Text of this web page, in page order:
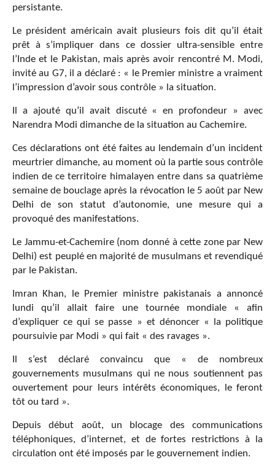
persistante.
Le président américain avait plusieurs fois dit qu’il était
prêt à s’impliquer dans ce dossier ultra-sensible entre
l’Inde et le Pakistan, mais après avoir rencontré M. Modi,
invité au G7, il a déclaré : « le Premier ministre a vraiment
l’impression d’avoir sous contrôle » la situation.
Il a ajouté qu’il avait discuté « en profondeur » avec
Narendra Modi dimanche de la situation au Cachemire.
Ces déclarations ont été faites au lendemain d’un incident
meurtrier dimanche, au moment où la partie sous contrôle
indien de ce territoire himalayen entre dans sa quatrième
semaine de bouclage après la révocation le 5 août par New
Delhi de son statut d’autonomie, une mesure qui a
provoqué des manifestations.
Le Jammu-et-Cachemire (nom donné à cette zone par New
Delhi) est peuplé en majorité de musulmans et revendiqué
par le Pakistan.
Imran Khan, le Premier ministre pakistanais a annoncé
lundi qu’il allait faire une tournée mondiale « afin
d’expliquer ce qui se passe » et dénoncer « la politique
poursuivie par Modi » qui fait « des ravages ».
Il s’est déclaré convaincu que « de nombreux
gouvernements musulmans qui ne nous soutiennent pas
ouvertement pour leurs intérêts économiques, le feront
tôt ou tard ».
Depuis début août, un blocage des communications
téléphoniques, d’internet, et de fortes restrictions à la
circulation ont été imposés par le gouvernement indien.